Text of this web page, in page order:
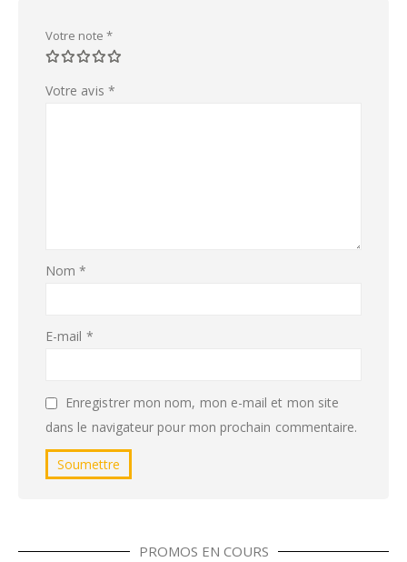
Votre note *
Votre avis *
Nom*
E-mail *
Enregistrer mon nom, mon e-mail et mon site
dans le navigateur pour mon prochain commentaire.
PROMOS EN COURS